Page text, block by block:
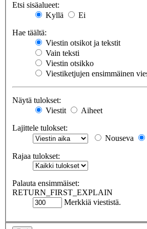
Etsi sisäalueet:
Kyllä
Ei
Hae täältä:
Viestin otsikot ja tekstit
Vain teksti
Viestin otsikko
Viestiketjujen ensimmäinen
Näytä tulokset:
Viestit
Aiheet
Lajittele tulokset:
Nouseva
Rajaa tulokset:
Palauta ensimmäiset:
RETURN_FIRST_EXPLAIN
Merkkiä viestistä.